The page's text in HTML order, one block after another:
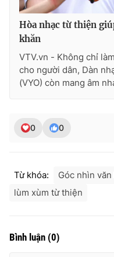
Hòa nhạc từ thiện
khăn
VTV.vn - Không chỉ
cho người dân, Dàn
(VYO) còn mang âm
0 0
Từ khóa: Góc nhìn văn
lùm xùm từ thiện
Bình luận (0)